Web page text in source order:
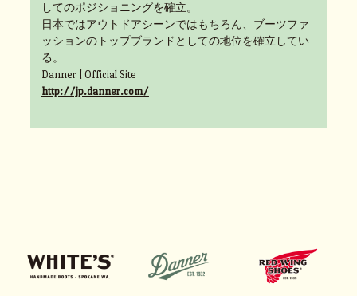
してのポジショニングを確立。
日本ではアウトドアシーンではもちろん、ブーツファ
ッションのトップブランドとしての地位を確立してい
る。
Danner | Official Site
http://jp.danner.com/